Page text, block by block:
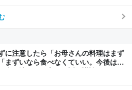
に注意したら「お母さんの料理はまず
まずいなら食べなくていい。今後は自
金は渡す」と言った話が議論に